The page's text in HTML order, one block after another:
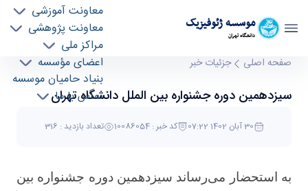
موسسه ژئوفيزيک
دانشگاه تهران
معاونت آموزشی
معاونت پژوهشی
مراکز ملی
اعضای مؤسسه
بنیاد حامیان موسسه
تماس با ما
سیزدهمین دوره جشنواره بین الملل دانشگاه تهران
صفحه اصلی جزئیات خبر
سیزدهمین دوره جشنواره بین الملل دانشگاه تهران
30 آبان 1402 07:22 کد خبر : 10086054 تعداد بازدید : 316
به استحضار می‌رساند سیزدهمین دوره جشنواره بین